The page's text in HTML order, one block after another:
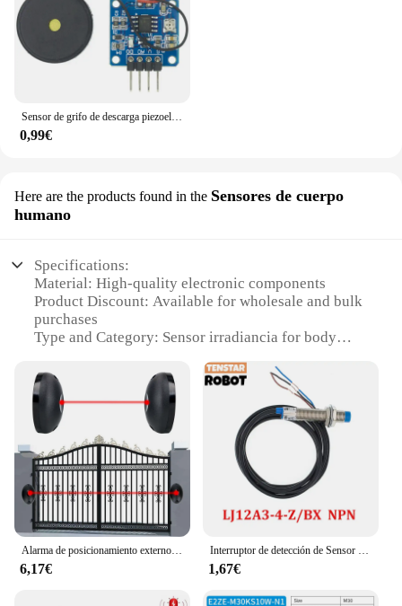
0,99€
Here are the products found in the Sensores de cuerpo
humano
Specifications:
Material: High-quality electronic components
Product Discount: Available for wholesale and bulk
purchases
Type and Category: Sensor irradiancia for body
Design and Style: Sleek and modern, designed for
seamless integration
Usage and Purpose: Ideal for various human
presence detection applications
Typical Adaptive Scenario: Suitable for smart
homes, security systems, and industrial automation
Shape or Size or Weight or Quantity: Compact and
lightweight, easy to install in multiple locations
Performance and Property: High sensitivity and
reliability in detecting human presence
Features:
6,17€ 1,67€